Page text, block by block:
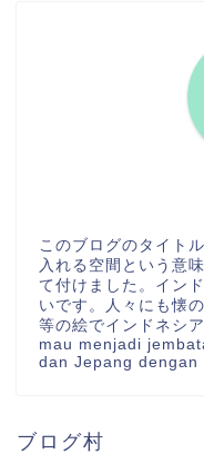
このブログのタイト
入れる空間という意
て付けました。イン
いです。人々にも懐
等の絵でインドネシ
mau menjadi
dan Jepang dengan
ブログ村